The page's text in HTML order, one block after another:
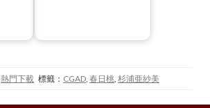
熱門下載 標籤： CGAD 春日桃 杉浦亜紗美